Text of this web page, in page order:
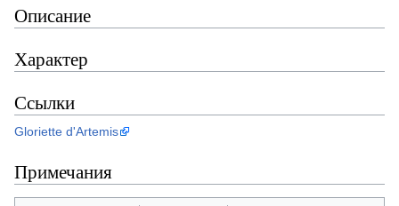
Описание
Характер
Ссылки
Gloriette d'Artemis
Примечания